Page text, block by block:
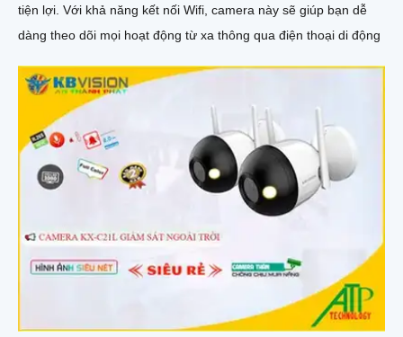
tiện lợi. Với khả năng kết nối Wifi, camera này sẽ giúp bạn dễ
dàng theo dõi mọi hoạt động từ xa thông qua điện thoại di động